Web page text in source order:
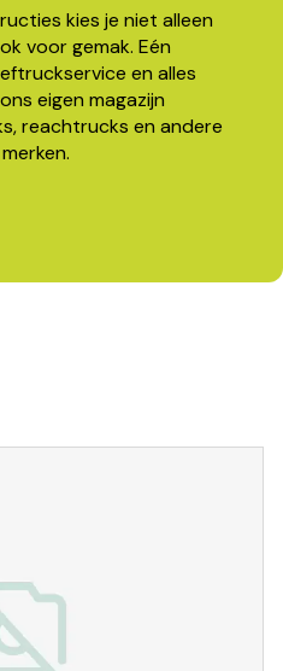
kies je niet alleen
voor gemak. Eén
en alles
eigen magazijn
reachtrucks en andere